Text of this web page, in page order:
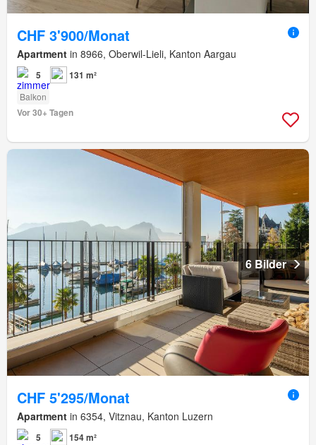
CHF 3'900/Monat
Apartment in 8966, Oberwil-Lieli, Kanton Aargau
5 131 m²
Balkon
Vor 30+ Tagen
6 Bilder
CHF 5'295/Monat
Apartment in 6354, Vitznau, Kanton Luzern
5 154 m²